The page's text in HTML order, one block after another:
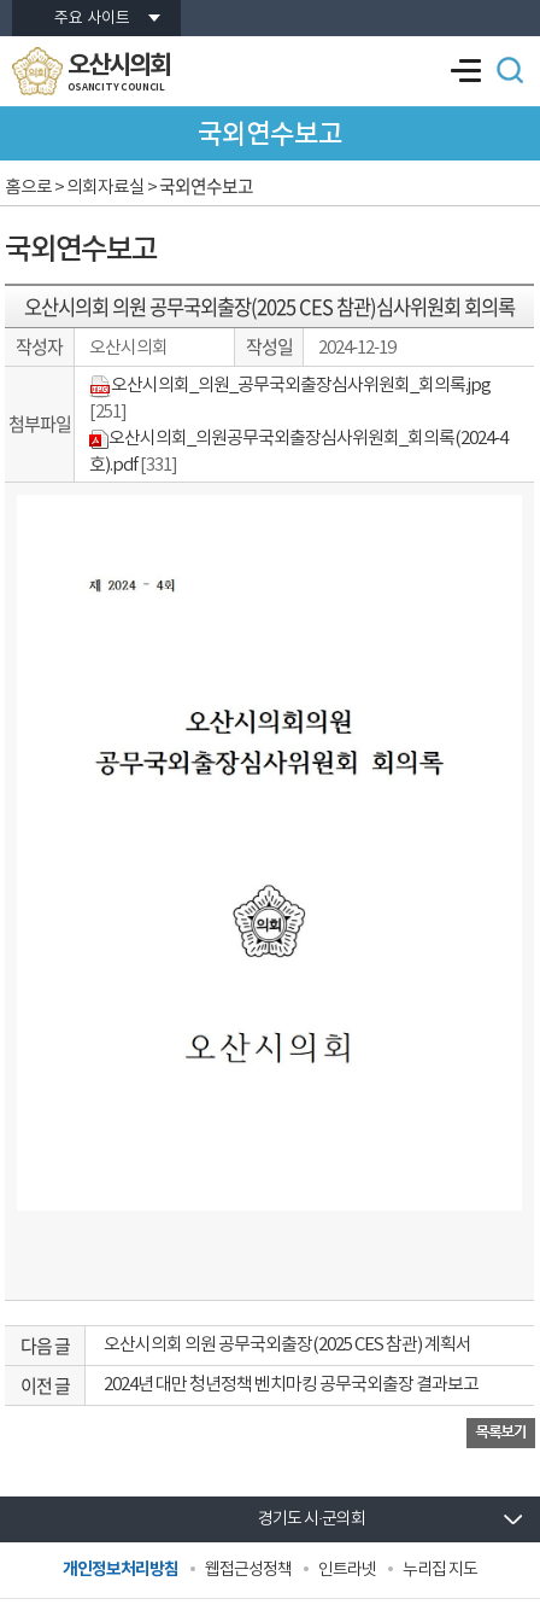
본문바로가기주요 사이트
오산시의회
OSANCITY COUNCIL
국외연수보고
국외연수보고
홈으로> 의회자료실 >국외연수보고
오산시의회 의원 공무국외출장(2025 CES 참관)심사위원회 회의록
작성자 오산시의회 작성일 2024-12-19
첨부파일
오산시의회_의원_공무국외출장심사위원회_회의록.jpg
[251]
오산시의회_의원공무국외출장심사위원회_회의록(2024-4
호).pdf [331]
다음 글 오산시의회 의원 공무국외출장(2025 CES 참관) 계획서
이전 글 2024년 대만 청년정책 벤치마킹 공무국외출장 결과보고
경기도 시·군의회
개인정보처리방침 웹접근성정책 인트라넷 누리집 지도